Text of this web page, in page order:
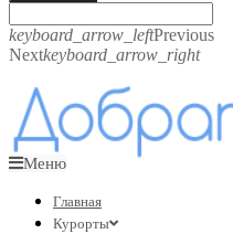
keyboard_arrow_leftPrevious
Nextkeyboard_arrow_right
Меню
Главная
Курорты